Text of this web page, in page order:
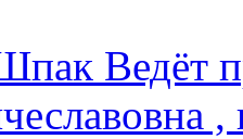
Ведёт